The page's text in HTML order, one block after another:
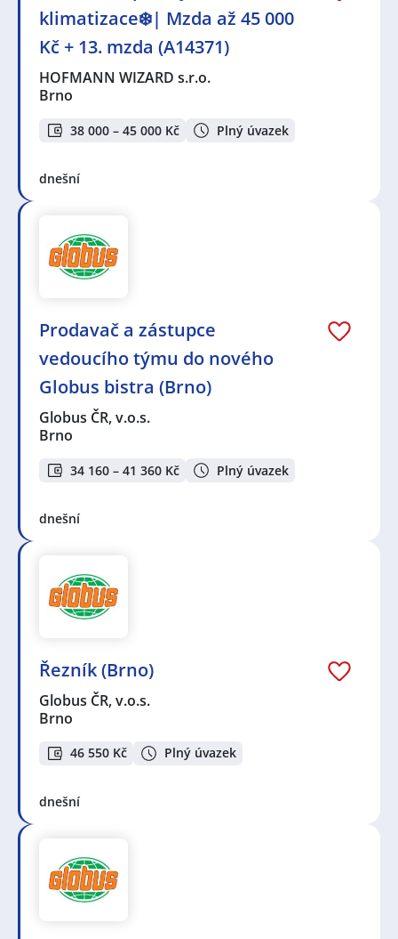
klimatizace❄️| Mzda až 45 000
Kč + 13. mzda (A14371)
HOFMANN WIZARD s.r.o.
Brno
38 000 – 45 000 Kč Plný úvazek
dnešní
Prodavač a zástupce
vedoucího týmu do nového
Globus bistra (Brno)
Globus ČR, v.o.s.
Brno
34 160 – 41 360 Kč Plný úvazek
dnešní
Řezník (Brno)
Globus ČR, v.o.s.
Brno
46 550 Kč Plný úvazek
dnešní